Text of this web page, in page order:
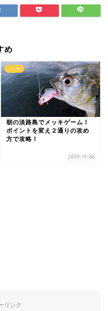
め
メッキ
朝の淡路島でメッキゲーム！
ポイントを変え２通りの攻め
方で攻略！
2019-11-06
リンク